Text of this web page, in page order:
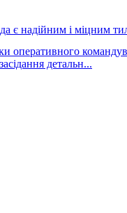
оперативного
детальн...